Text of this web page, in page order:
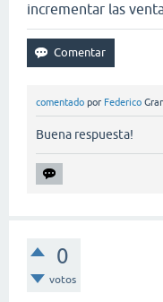
incrementar las
comentado por Federico
Buena respuesta!
0
votos